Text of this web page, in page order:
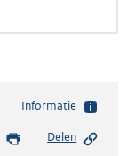
Informatie
Delen